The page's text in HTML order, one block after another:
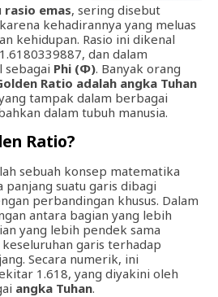
rasio emas, sering disebut
karena kehadirannya yang meluas
kehidupan. Rasio ini dikenal
dan dalam
sebagai Phi (Φ). Banyak orang
Ratio adalah angka Tuhan
tampak dalam berbagai
dalam tubuh manusia.
Ratio?
sebuah konsep matematika
suatu garis dibagi
perbandingan khusus. Dalam
antara bagian yang lebih
yang lebih pendek sama
garis terhadap
Secara numerik, ini
1.618, yang diyakini oleh
angka Tuhan.